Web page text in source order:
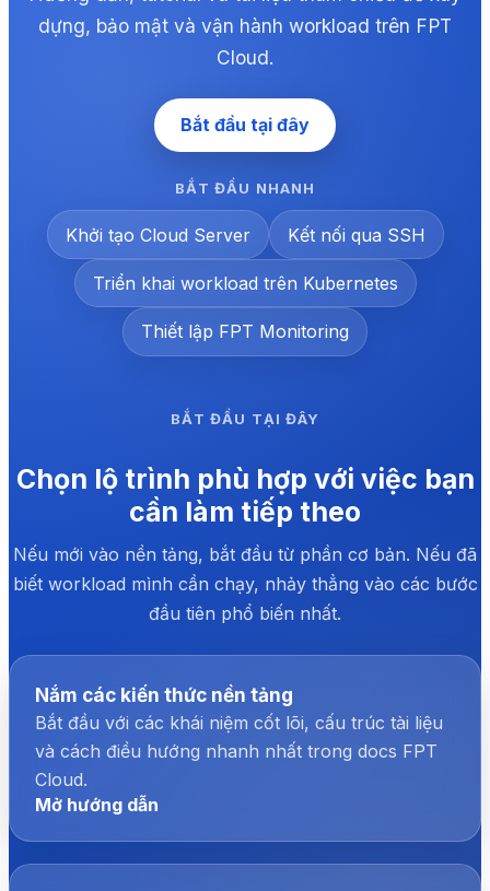
dựng, bảo mật và vận hành workload trên FPT
Cloud.
Bắt đầu tại đây
BẮT ĐẦU NHANH
Khởi tạo Cloud Server Kết nối qua SSH
Triển khai workload trên Kubernetes
Thiết lập FPT Monitoring
BẮT ĐẦU TẠI ĐÂY
Chọn lộ trình phù hợp với việc bạn
cần làm tiếp theo
Nếu mới vào nền tảng, bắt đầu từ phần cơ bản. Nếu đã
biết workload mình cần chạy, nhảy thẳng vào các bước
đầu tiên phổ biến nhất.
Nắm các kiến thức nền tảng
Bắt đầu với các khái niệm cốt lõi, cấu trúc tài liệu
và cách điều hướng nhanh nhất trong docs FPT
Cloud.
Mở hướng dẫn